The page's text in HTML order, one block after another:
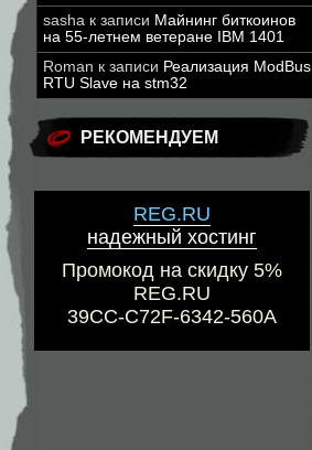
sasha к записи Майнинг биткоинов
на 55-летнем ветеране IBM 1401
Roman к записи Реализация ModBus
RTU Slave на stm32
РЕКОМЕНДУЕМ
REG.RU
надежный хостинг
Промокод на скидку 5%
REG.RU
39CC-C72F-6342-560A